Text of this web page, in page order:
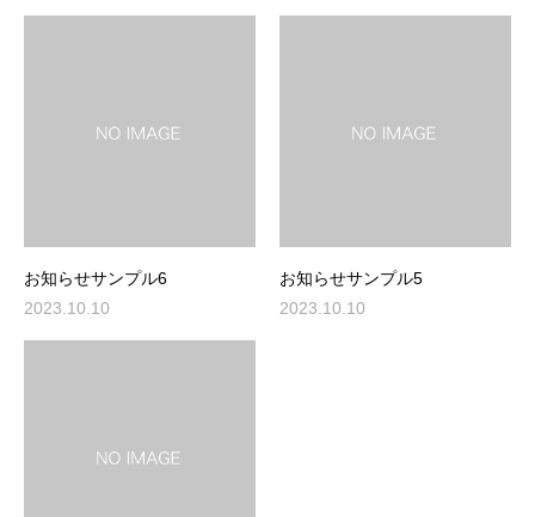
お知らせサンプル6
2023.10.10
お知らせサンプル5
2023.10.10